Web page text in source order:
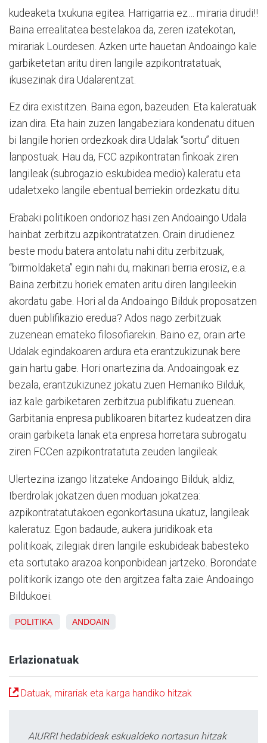
kudeaketa txukuna egitea. Harrigarria ez… miraria dirudi!!
Baina errealitatea bestelakoa da, zeren izatekotan,
mirariak Lourdesen. Azken urte hauetan Andoaingo kale
garbiketetan aritu diren langile azpikontratatuak,
ikusezinak dira Udalarentzat.
Ez dira existitzen. Baina egon, bazeuden. Eta kaleratuak
izan dira. Eta hain zuzen langabeziara kondenatu dituen
bi langile horien ordezkoak dira Udalak “sortu” dituen
lanpostuak. Hau da, FCC azpikontratan finkoak ziren
langileak (subrogazio eskubidea medio) kaleratu eta
udaletxeko langile ebentual berriekin ordezkatu ditu.
Erabaki politikoen ondorioz hasi zen Andoaingo Udala
hainbat zerbitzu azpikontratatzen. Orain dirudienez
beste modu batera antolatu nahi ditu zerbitzuak,
“birmoldaketa” egin nahi du, makinari berria erosiz, e.a.
Baina zerbitzu horiek ematen aritu diren langileekin
akordatu gabe. Hori al da Andoaingo Bilduk proposatzen
duen publifikazio eredua? Ados nago zerbitzuak
zuzenean emateko filosofiarekin. Baino ez, orain arte
Udalak egindakoaren ardura eta erantzukizunak bere
gain hartu gabe. Hori onartezina da. Andoaingoak ez
bezala, erantzukizunez jokatu zuen Hernaniko Bilduk,
iaz kale garbiketaren zerbitzua publifikatu zuenean.
Garbitania enpresa publikoaren bitartez kudeatzen dira
orain garbiketa lanak eta enpresa horretara subrogatu
ziren FCCen azpikontratatuta zeuden langileak.
Ulertezina izango litzateke Andoaingo Bilduk, aldiz,
Iberdrolak jokatzen duen moduan jokatzea:
azpikontratatutakoen egonkortasuna ukatuz, langileak
kaleratuz. Egon badaude, aukera juridikoak eta
politikoak, zilegiak diren langile eskubideak babesteko
eta sortutako arazoa konponbidean jartzeko. Borondate
politikorik izango ote den argitzea falta zaie Andoaingo
Bildukoei.
POLITIKA ANDOAIN
Erlazionatuak
Datuak, mirariak eta karga handiko hitzak
AIURRI hedabideak eskualdeko nortasun hitzak